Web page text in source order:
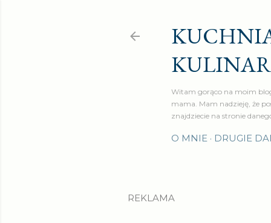
Witam gorąco na moim
mama. Mam nadzieję, że
znajdziecie na stronie
O MNIE DRUGIE
REKLAMA